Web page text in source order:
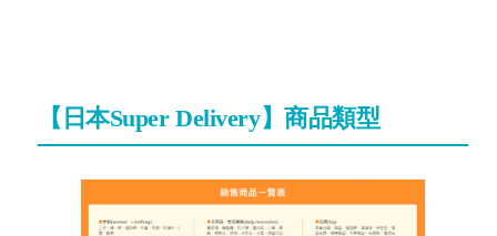
【日本Super Delivery】商品類型